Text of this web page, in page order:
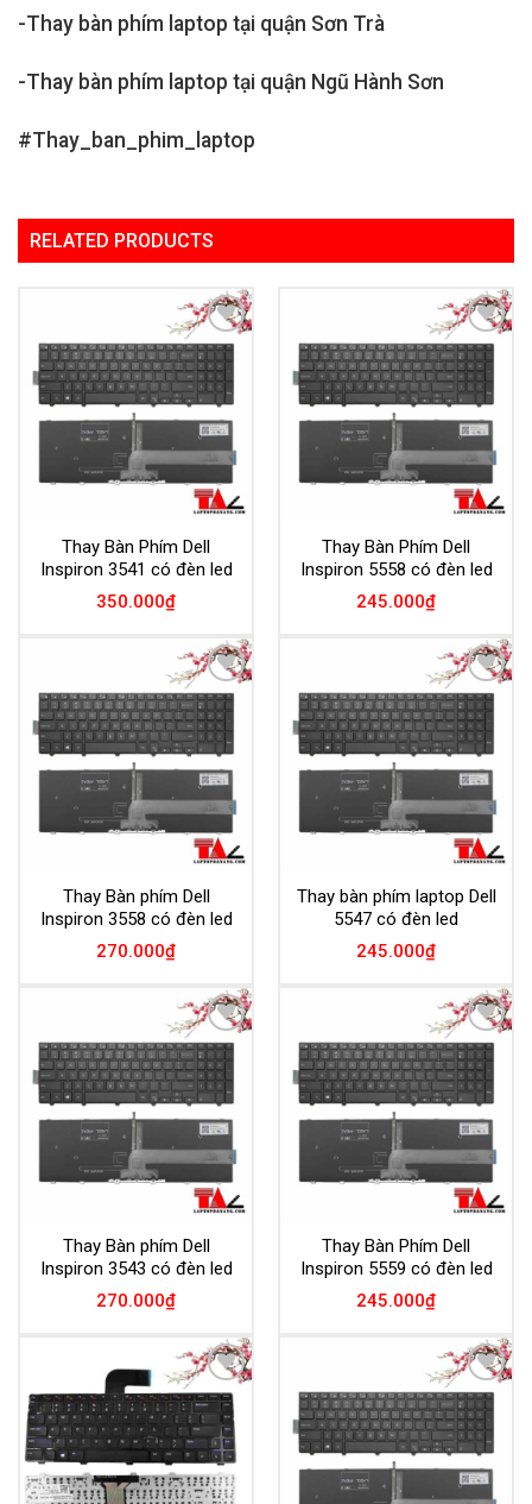
-Thay bàn phím laptop tại quận Sơn Trà
-Thay bàn phím laptop tại quận Ngũ Hành Sơn
#Thay_ban_phim_laptop
RELATED PRODUCTS
Add to
Wishlist
Thay Bàn Phím Dell
Inspiron 3541 có đèn led
350.000₫
Add to
Wishlist
Thay Bàn Phím Dell
Inspiron 5558 có đèn led
245.000₫
Add to
Wishlist
Thay Bàn phím Dell
Inspiron 3558 có đèn led
270.000₫
Add to
Wishlist
Thay bàn phím laptop Dell
5547 có đèn led
245.000₫
Add to
Wishlist
Thay Bàn phím Dell
Inspiron 3543 có đèn led
270.000₫
Add to
Wishlist
Thay Bàn Phím Dell
Inspiron 5559 có đèn led
245.000₫
Add to
Wishlist
Add to
Wishlist